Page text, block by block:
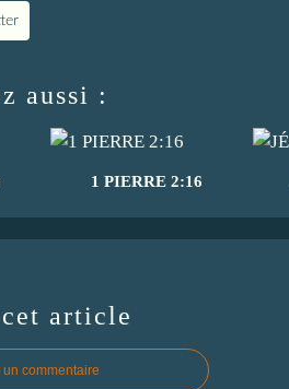
aussi :
1 PIERRE 2:16
article
un commentaire